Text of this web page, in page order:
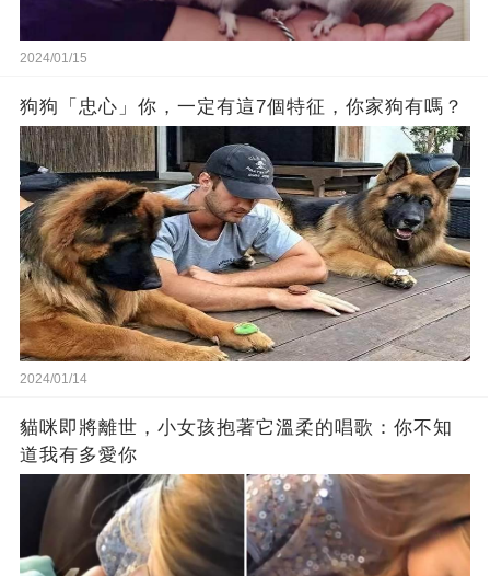
2024/01/15
狗狗「忠心」你，一定有這7個特征，你家狗有嗎？
2024/01/14
貓咪即將離世，小女孩抱著它溫柔的唱歌：你不知
道我有多愛你